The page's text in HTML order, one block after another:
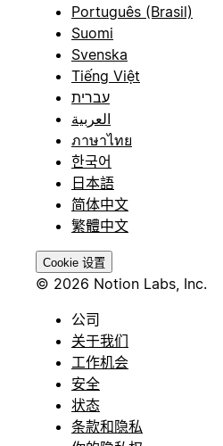
Português (Brasil)
Suomi
Svenska
Tiếng Việt
עברית
العربية
ภาษาไทย
한국어
日本語
简体中文
繁體中文
Cookie 设置
© 2026 Notion Labs, Inc.
公司
关于我们
工作机会
安全
状态
条款和隐私